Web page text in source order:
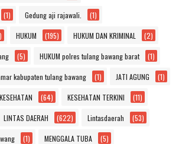
(1) Gedung aji rajawali. (1)
HUKUM (195) HUKUM DAN KRIMINAL (2)
(5) HUKUM polres tulang bawang barat (1)
kabupaten tulang bawang (1) JATI AGUNG (1)
KESEHATAN (64) KESEHATAN TERKINI (11)
LINTAS DAERAH (622) Lintasdaerah (53)
(1) MENGGALA TUBA (5)